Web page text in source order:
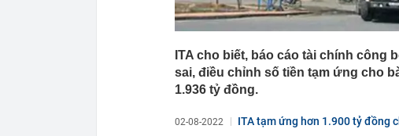
ITA cho biết, báo cáo tài chính công
sai, điều chỉnh số tiền tạm ứng cho
1.936 tỷ đồng.
02-08-2022 ITA tạm ứng hơn 1.900 tỷ đồng